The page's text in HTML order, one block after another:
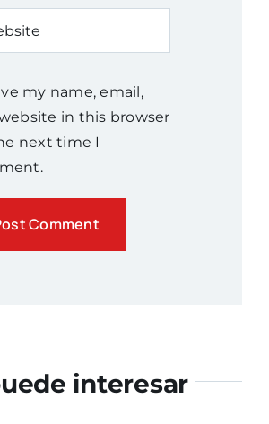
my name, email,
in this browser
next time I
interesar